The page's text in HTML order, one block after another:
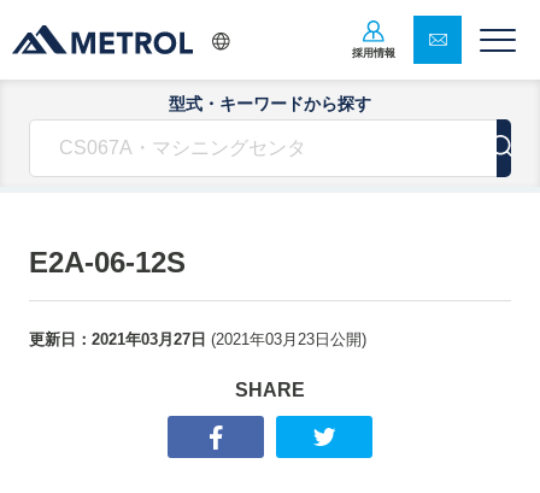
採用情報
型式・キーワードから探す
E2A-06-12S
更新日： 2021年03月27日 (2021年03月23日 公開)
SHARE